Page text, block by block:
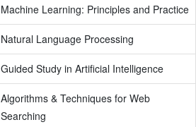
Machine Learning: Principles and Practice
Natural Language Processing
Guided Study in Artificial Intelligence
Algorithms & Techniques for Web
Searching